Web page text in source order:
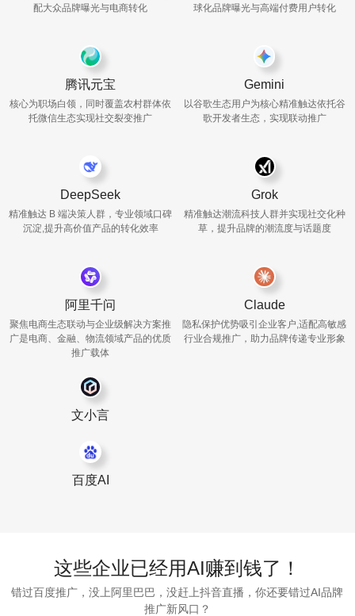
配大众品牌曝光与电商转化
腾讯元宝
核心为职场白领，同时覆盖农村群体依
托微信生态实现社交裂变推广
DeepSeek
精准触达 B 端决策人群，专业领域口碑
沉淀,提升高价值产品的转化效率
阿里千问
聚焦电商生态联动与企业级解决方案推
广是电商、金融、物流领域产品的优质
推广载体
文小言
百度AI
球化品牌曝光与高端付费用户转化
Gemini
以谷歌生态用户为核心精准触达依托谷
歌开发者生态，实现联动推广
Grok
精准触达潮流科技人群并实现社交化种
草，提升品牌的潮流度与话题度
Claude
隐私保护优势吸引企业客户,适配高敏感
行业合规推广，助力品牌传递专业形象
这些企业已经用AI赚到钱了！
错过百度推广，没上阿里巴巴，没赶上抖音直播，你还要错过AI品牌
推广新风口？